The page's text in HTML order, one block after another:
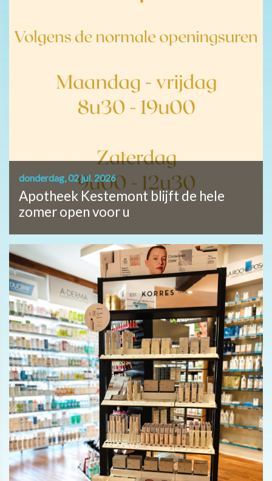
donderdag, 02 jul. 2026
Apotheek Kestemont blijft de hele
zomer open voor u